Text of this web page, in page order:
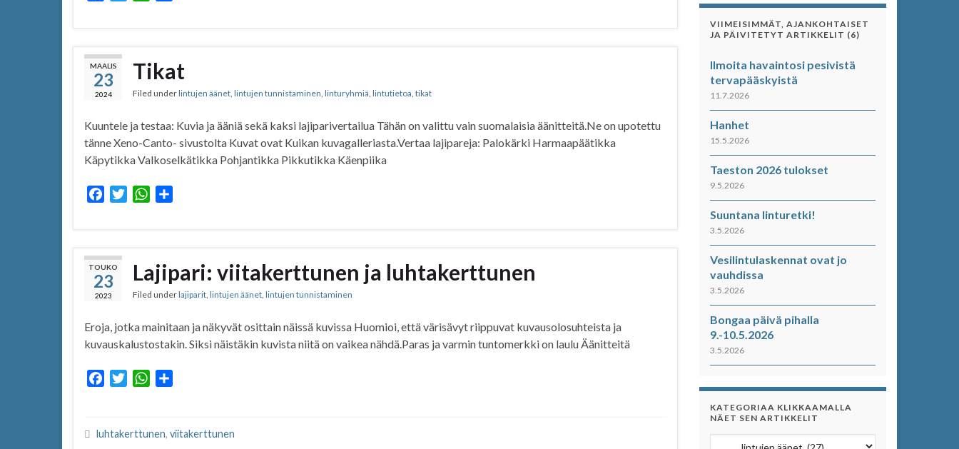
c
e
b
o
o
i
t
a
t
s
A
p
a
r
MAALIS
23
2024
Tikat
Filed underlintujen äänet, lintujen tunnistaminen, linturyhmiä, lintutietoa, tikat
Kuuntele ja testaa: Kuvia ja ääniä sekä kaksi lajiparivertailua Tähän on valittu vain suomalaisia äänitteitä.Ne on upotettu
tänne Xeno-Canto- sivustolta Kuvat ovat Kuikan kuvagalleriasta.Vertaa lajipareja: Palokärki Harmaapäätikka
Käpytikka Valkoselkätikka Pohjantikka Pikkutikka Käenpiika
c
e
b
o
o
i
t
W
a
t
A
p
a
r
TOUKO
23
2023
Lajipari: viitakerttunen ja luhtakerttunen
Filed underlajiparit, lintujen äänet, lintujen tunnistaminen
Eroja, jotka mainitaan ja näkyvät osittain näissä kuvissa Huomioi, että värisävyt riippuvat kuvausolosuhteista ja
kuvauskalustostakin. Siksi näistäkin kuvista niitä on vaikea nähdä.Paras ja varmin tuntomerkki on laulu Äänitteitä
e
t
W
t
r
luhtakerttunen, viitakerttunen
VIIMEISIMMÄT, AJANKOHTAISET
JA PÄIVITETYT ARTIKKELIT (6)
Ilmoita havaintosi pesivistä
tervapääskyistä
11.7.2026
Hanhet
15.5.2026
Taeston 2026 tulokset
9.5.2026
Suuntana linturetki!
3.5.2026
Vesilintulaskennat ovat jo
vauhdissa
3.5.2026
Bongaa päivä pihalla
9.-10.5.2026
3.5.2026
KATEGORIAA KLIKKAAMALLA
NÄET SEN ARTIKKELIT
Kategoriaa klikkaamalla näet sen artikkelit